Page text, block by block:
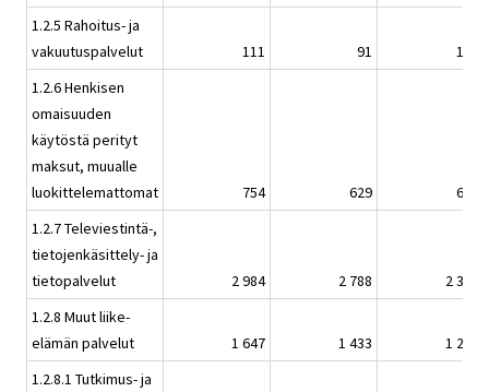
1.2.5 Rahoitus- ja
vakuutuspalvelut
111 91
106
1.2.6 Henkisen
omaisuuden
käytöstä perityt
maksut, muualle
luokittelemattomat
754 629
656
1.2.7 Televiestintä-,
tietojenkäsittely- ja
tietopalvelut
2 984 2 788
2 345
1.2.8 Muut liike-
elämän palvelut
1 647 1 433
1 278
1.2.8.1 Tutkimus- ja